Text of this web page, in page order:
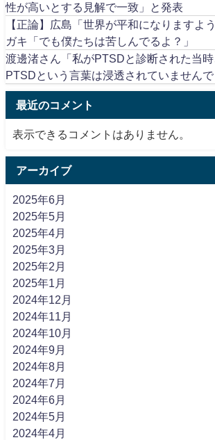
性が高いとする見解で一致」と発表
【正論】広島「世界が平和になりますよ
ガキ「でも僕たちは苦しんでるよ？」
渡邊渚さん「私がPTSDと診断された当
PTSDという言葉は浸透されていませんで
最近のコメント
表示できるコメントはありません。
アーカイブ
2025年6月
2025年5月
2025年4月
2025年3月
2025年2月
2025年1月
2024年12月
2024年11月
2024年10月
2024年9月
2024年8月
2024年7月
2024年6月
2024年5月
2024年4月